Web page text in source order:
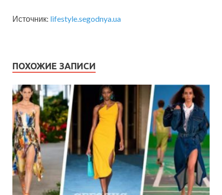
Источник: lifestyle.segodnya.ua
ПОХОЖИЕ ЗАПИСИ